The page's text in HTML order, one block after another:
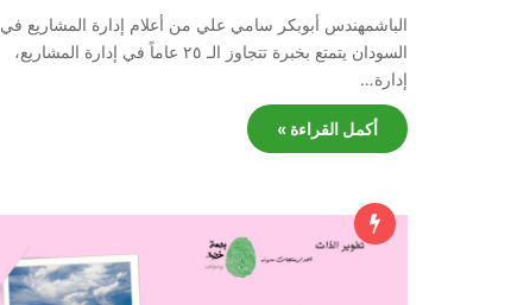
الباشمهندس أبوبكر سامي علي من أعلام إدارة المشاريع في
السودان يتمتع بخبرة تتجاوز الـ ٢٥ عاماً في إدارة المشاريع،
إدارة…
أكمل القراءة »